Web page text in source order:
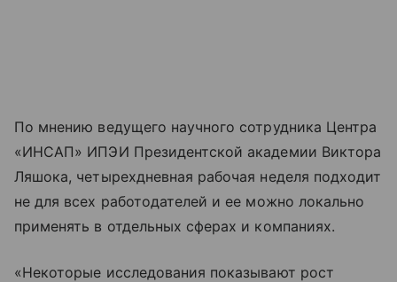
По мнению ведущего научного сотрудника Центра
«ИНСАП» ИПЭИ Президентской академии Виктора
Ляшока, четырехдневная рабочая неделя подходит
не для всех работодателей и ее можно локально
применять в отдельных сферах и компаниях.
«Некоторые исследования показывают рост